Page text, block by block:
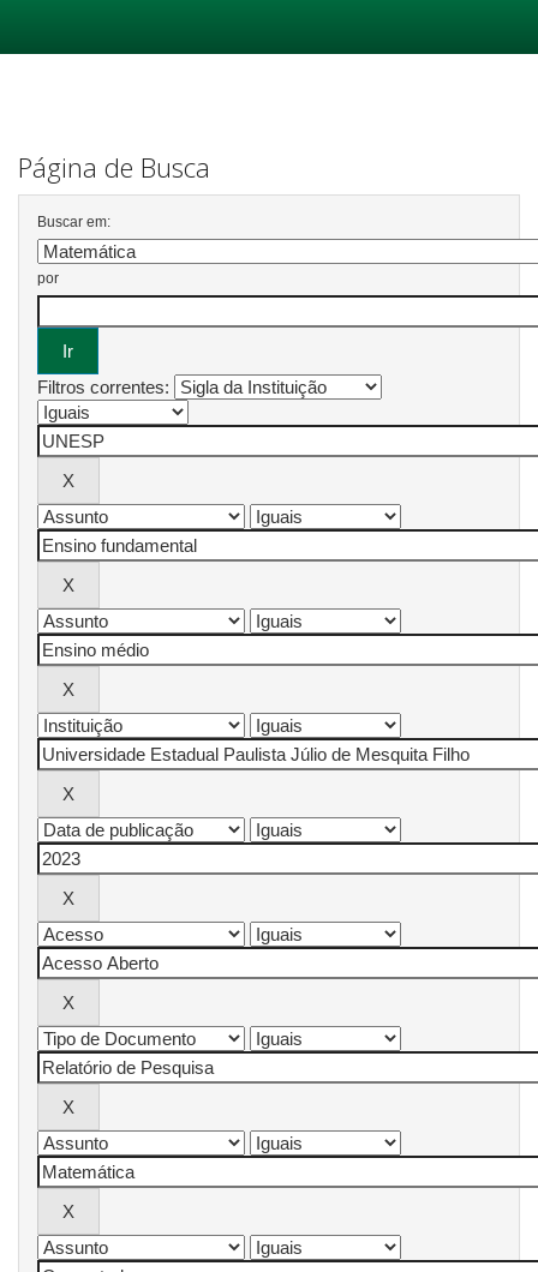
Página de Busca
Buscar em:
por
Filtros correntes: